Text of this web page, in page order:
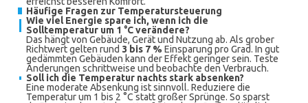
Häufige Fragen zur Temperatursteuerung
Wie viel Energie spare ich, wenn ich die
Solltemperatur um 1 °C verändere?
Das hängt von Gebäude, Gerät und Nutzung ab. Als grober
Richtwert gelten rund 3 bis 7 % Einsparung pro Grad. In gut
gedämmten Gebäuden kann der Effekt geringer sein. Teste
Änderungen schrittweise und beobachte den Verbrauch.
Soll ich die Temperatur nachts stark absenken?
Eine moderate Absenkung ist sinnvoll. Reduziere die
Temperatur um 1 bis 2 °C statt großer Sprünge. So sparst